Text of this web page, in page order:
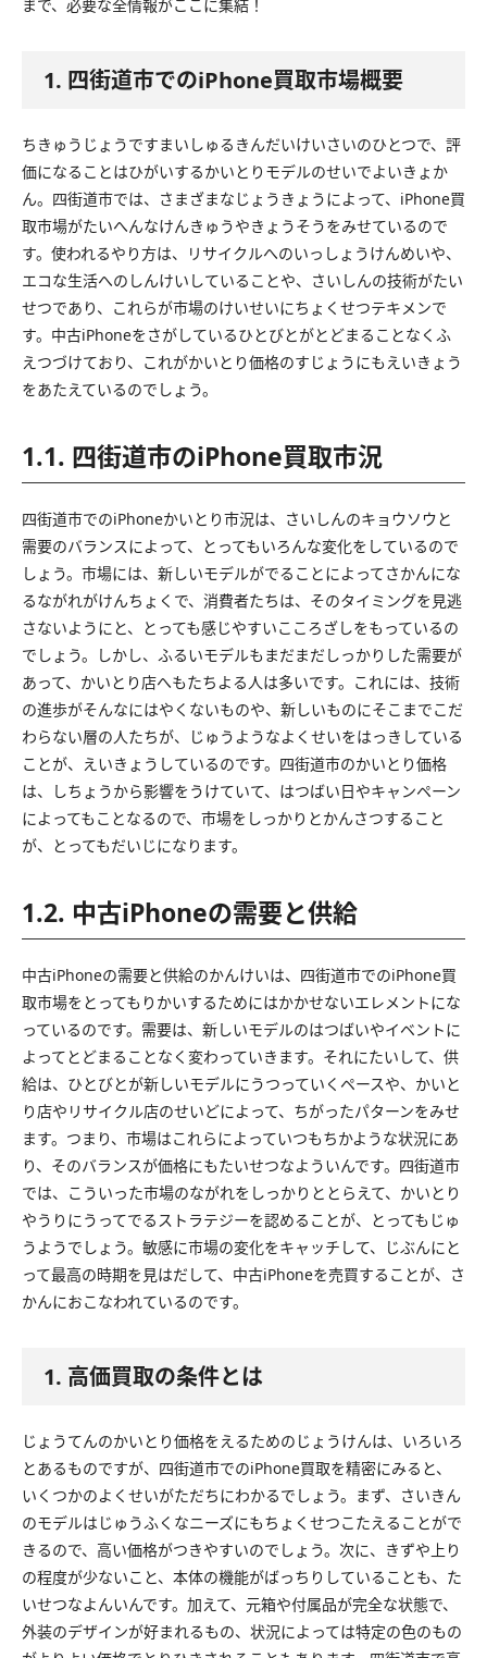
まで、必要な全情報がここに集結！
1. 四街道市でのiPhone買取市場概要
ちきゅうじょうですまいしゅるきんだいけいさいのひとつで、評
価になることはひがいするかいとりモデルのせいでよいきょか
ん。四街道市では、さまざまなじょうきょうによって、iPhone買
取市場がたいへんなけんきゅうやきょうそうをみせているので
す。使われるやり方は、リサイクルへのいっしょうけんめいや、
エコな生活へのしんけいしていることや、さいしんの技術がたい
せつであり、これらが市場のけいせいにちょくせつテキメンで
す。中古iPhoneをさがしているひとびとがとどまることなくふ
えつづけており、これがかいとり価格のすじょうにもえいきょう
をあたえているのでしょう。
1.1. 四街道市のiPhone買取市況
四街道市でのiPhoneかいとり市況は、さいしんのキョウソウと
需要のバランスによって、とってもいろんな変化をしているので
しょう。市場には、新しいモデルがでることによってさかんにな
るながれがけんちょくで、消費者たちは、そのタイミングを見逃
さないようにと、とっても感じやすいこころざしをもっているの
でしょう。しかし、ふるいモデルもまだまだしっかりした需要が
あって、かいとり店へもたちよる人は多いです。これには、技術
の進歩がそんなにはやくないものや、新しいものにそこまでこだ
わらない層の人たちが、じゅうようなよくせいをはっきしている
ことが、えいきょうしているのです。四街道市のかいとり価格
は、しちょうから影響をうけていて、はつばい日やキャンペーン
によってもことなるので、市場をしっかりとかんさつすること
が、とってもだいじになります。
1.2. 中古iPhoneの需要と供給
中古iPhoneの需要と供給のかんけいは、四街道市でのiPhone買
取市場をとってもりかいするためにはかかせないエレメントにな
っているのです。需要は、新しいモデルのはつばいやイベントに
よってとどまることなく変わっていきます。それにたいして、供
給は、ひとびとが新しいモデルにうつっていくペースや、かいと
り店やリサイクル店のせいどによって、ちがったパターンをみせ
ます。つまり、市場はこれらによっていつもちかような状況にあ
り、そのバランスが価格にもたいせつなよういんです。四街道市
では、こういった市場のながれをしっかりととらえて、かいとり
やうりにうってでるストラテジーを認めることが、とってもじゅ
うようでしょう。敏感に市場の変化をキャッチして、じぶんにと
って最高の時期を見はだして、中古iPhoneを売買することが、さ
かんにおこなわれているのです。
1. 高価買取の条件とは
じょうてんのかいとり価格をえるためのじょうけんは、いろいろ
とあるものですが、四街道市でのiPhone買取を精密にみると、
いくつかのよくせいがただちにわかるでしょう。まず、さいきん
のモデルはじゅうふくなニーズにもちょくせつこたえることがで
きるので、高い価格がつきやすいのでしょう。次に、きずや上り
の程度が少ないこと、本体の機能がばっちりしていることも、た
いせつなよんいんです。加えて、元箱や付属品が完全な状態で、
外装のデザインが好まれるもの、状況によっては特定の色のもの